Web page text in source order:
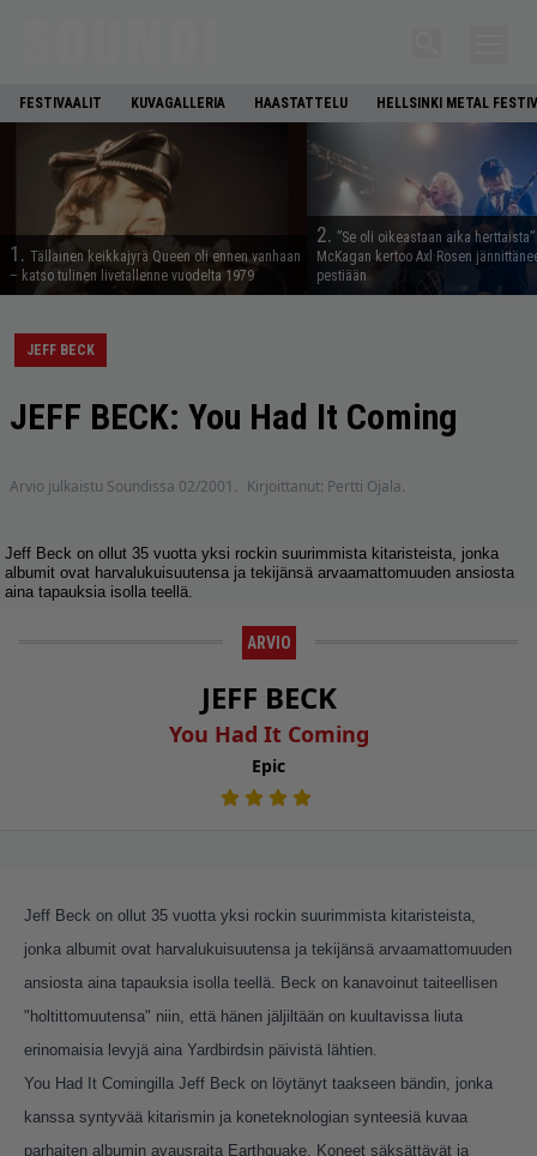
FESTIVAALIT KUVAGALLERIA HAASTATTELU HELLSINKI METAL
1. Tällainen keikkajyrä Queen oli ennen vanhaan
– katso tulinen livetallenne vuodelta 1979
2. ”Se oli oikeastaan aika
McKagan kertoo Axl Rosen
pestiään
JEFF BECK
JEFF BECK: You Had It Coming
Arvio julkaistu Soundissa 02/2001. Kirjoittanut: Pertti Ojala.
Jeff Beck on ollut 35 vuotta yksi rockin suurimmista kitaristeista, jonka
albumit ovat harvalukuisuutensa ja tekijänsä arvaamattomuuden ansiosta
aina tapauksia isolla teellä.
ARVIO
JEFF BECK
You Had It Coming
Epic
Jeff Beck on ollut 35 vuotta yksi rockin suurimmista kitaristeista,
jonka albumit ovat harvalukuisuutensa ja tekijänsä arvaamattomuuden
ansiosta aina tapauksia isolla teellä. Beck on kanavoinut taiteellisen
"holtittomuutensa" niin, että hänen jäljiltään on kuultavissa liuta
erinomaisia levyjä aina Yardbirdsin päivistä lähtien.
You Had It Comingilla Jeff Beck on löytänyt taakseen bändin, jonka
kanssa syntyvää kitarismin ja koneteknologian synteesiä kuvaa
parhaiten albumin avausraita Earthquake. Koneet säksättävät ja